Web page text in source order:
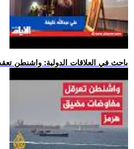
.. باحث في العلاقات الدولية: واشنطن